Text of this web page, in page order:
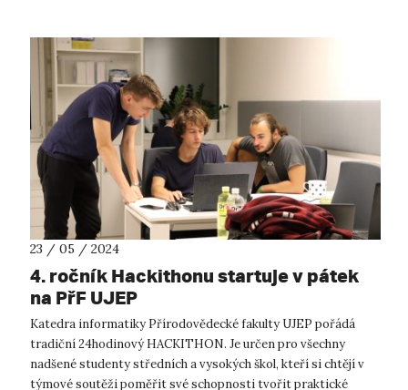
23 / 05 / 2024
4. ročník Hackithonu startuje v pátek
na PřF UJEP
Katedra informatiky Přírodovědecké fakulty UJEP pořádá
tradiční 24hodinový HACKITHON. Je určen pro všechny
nadšené studenty středních a vysokých škol, kteří si chtějí v
týmové soutěži poměřit své schopnosti tvořit praktické